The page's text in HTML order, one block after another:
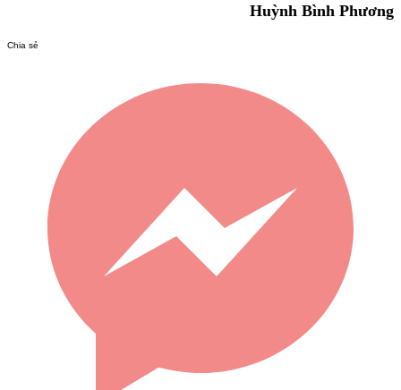
Huỳnh Bình Phương
Chia sẻ